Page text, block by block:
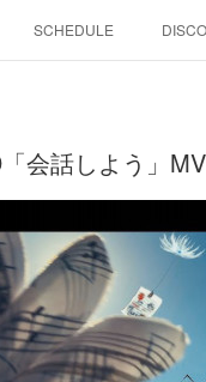
SCHEDULE
会話しよう」